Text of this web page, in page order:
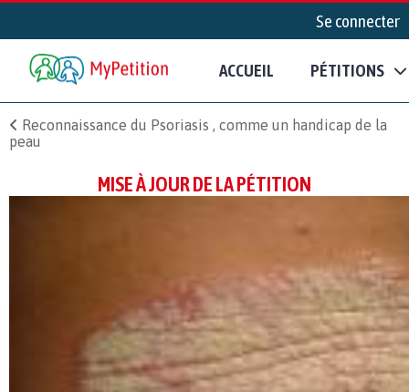
Se connecter
ACCUEIL PÉTITIONS
Reconnaissance du Psoriasis , comme un handicap de la
peau
MISE À JOUR DE LA PÉTITION